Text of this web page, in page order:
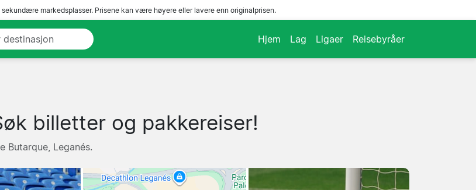
markedsplasser. Prisene kan være høyere eller lavere enn originalprisen.
Hjem Lag Ligaer Reisebyråer
billetter og pakkereiser!
Butarque, Leganés.